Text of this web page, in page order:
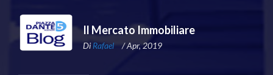
Il Mercato Immobiliare
Di Rafael / Apr, 2019